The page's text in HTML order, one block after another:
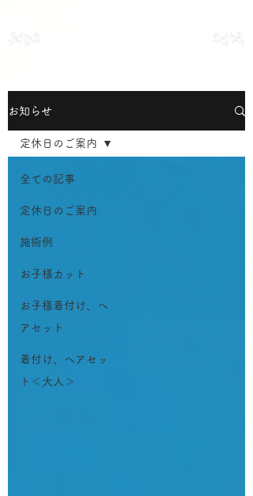
お知らせ
全ての記事
定休日のご案内
施術例
お子様カット
お子様着付け、ヘ
アセット
着付け、ヘアセッ
ト＜大人＞
定休日のご案内